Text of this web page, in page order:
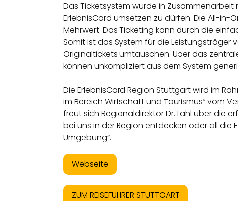
Das Ticketsystem wurde in Zusammenarbeit
ErlebnisCard umsetzen zu dürfen. Die All-
Mehrwert. Das Ticketing kann durch die
Somit ist das System für die
Originaltickets umtauschen. Über das
können unkompliziert aus dem System
Die ErlebnisCard Region Stuttgart wird im
im Bereich Wirtschaft und Tourismus“ vom
freut sich Regionaldirektor Dr. Lahl über die
bei uns in der Region entdecken oder all die
Umgebung“.
Webseite
ZUM REISEFÜHRER STUTTGART